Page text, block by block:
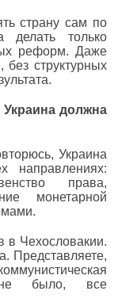
страну сам по
только
реформ. Даже
структурных
должна
Украина
направлениях:
права,
монетарной
в Чехословакии.
Представляете,
не было, все